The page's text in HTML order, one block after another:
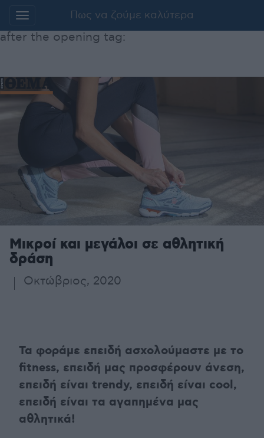
Additionally, paste this code immediately
after the opening tag:
περιεχόμενο
Πως να ζούμε καλύτερα
Μικροί και μεγάλοι σε αθλητική
δράση
Οκτώβριος, 2020
Τα φοράμε επειδή ασχολούμαστε με το
fitness, επειδή μας προσφέρουν άνεση,
επειδή είναι trendy, επειδή είναι cool,
επειδή είναι τα αγαπημένα μας
αθλητικά!